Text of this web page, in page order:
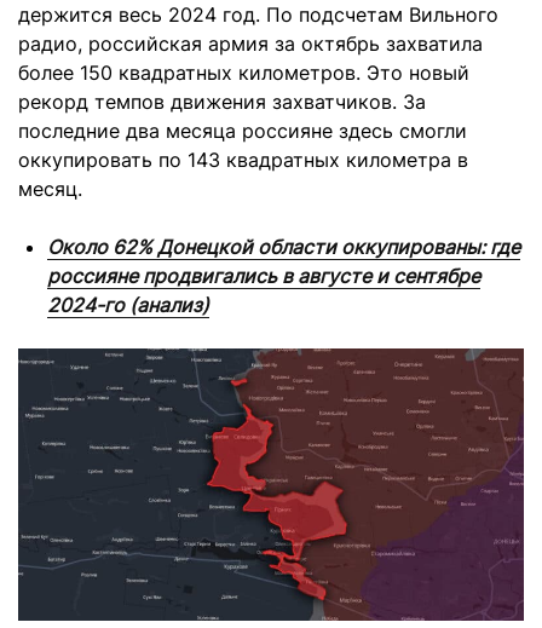
держится весь 2024 год. По подсчетам Вильного
радио, российская армия за октябрь захватила
более 150 квадратных километров. Это новый
рекорд темпов движения захватчиков. За
последние два месяца россияне здесь смогли
оккупировать по 143 квадратных километра в
месяц.
Около 62% Донецкой области оккупированы: где
россияне продвигались в августе и сентябре
2024-го (анализ)